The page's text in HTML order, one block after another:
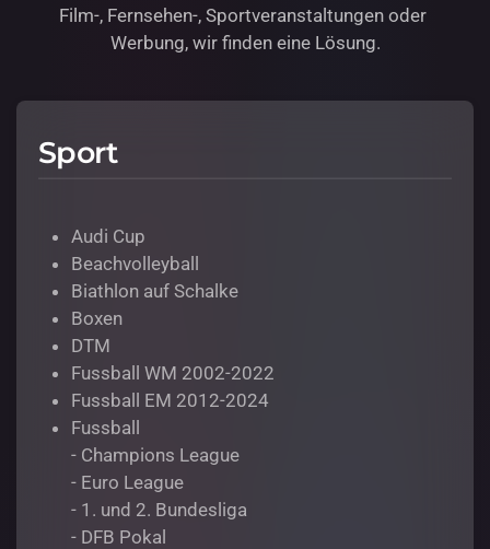
Film-, Fernsehen-, Sportveranstaltungen oder
Werbung, wir finden eine Lösung.
Sport
Audi Cup
Beachvolleyball
Biathlon auf Schalke
Boxen
DTM
Fussball WM 2002-2022
Fussball EM 2012-2024
Fussball
- Champions League
- Euro League
- 1. und 2. Bundesliga
- DFB Pokal